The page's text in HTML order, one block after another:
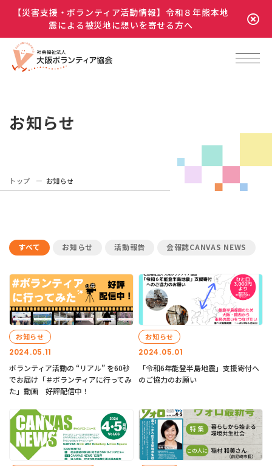
【災害支援・ボランティア活動情報】令和８年熊本地
震による被災地に想いを寄せる方へ
お知らせ
トップ お知らせ
すべて お知らせ 活動報告 会報誌CANVAS NEWS
2024.05.11
お知らせ
ボランティア活動の “リアル” を60秒
でお届け「＃ボランティアに行ってみ
た」動画 好評配信中！
2024.05.01
お知らせ
「令和6年能登半島地震」支援寄付へ
のご協力のお願い